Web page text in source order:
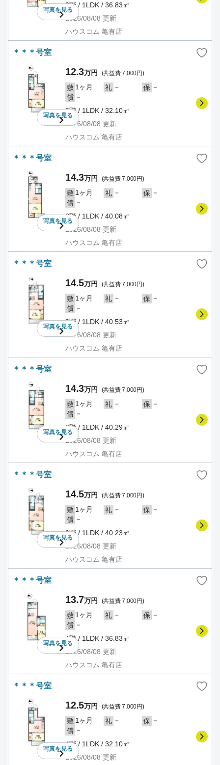
写真を見る
3階 / 1LDK / 36.83㎡
2026/08/08 更新
ハウスコム 亀有店
＊＊＊号室
写真を見る
12.3万円 (共益費 7,000円)
敷 1ヶ月 礼 － 保 －
償 －
3階 / 1LDK / 32.10㎡
2026/08/08 更新
ハウスコム 亀有店
＊＊＊号室
写真を見る
14.3万円 (共益費 7,000円)
敷 1ヶ月 礼 － 保 －
償 －
3階 / 1LDK / 40.08㎡
2026/08/08 更新
ハウスコム 亀有店
＊＊＊号室
写真を見る
14.5万円 (共益費 7,000円)
敷 1ヶ月 礼 － 保 －
償 －
3階 / 1LDK / 40.53㎡
2026/08/08 更新
ハウスコム 亀有店
＊＊＊号室
写真を見る
14.3万円 (共益費 7,000円)
敷 1ヶ月 礼 － 保 －
償 －
3階 / 1LDK / 40.29㎡
2026/08/08 更新
ハウスコム 亀有店
＊＊＊号室
写真を見る
14.5万円 (共益費 7,000円)
敷 1ヶ月 礼 － 保 －
償 －
3階 / 1LDK / 40.23㎡
2026/08/08 更新
ハウスコム 亀有店
＊＊＊号室
写真を見る
13.7万円 (共益費 7,000円)
敷 1ヶ月 礼 － 保 －
償 －
4階 / 1LDK / 36.83㎡
2026/08/08 更新
ハウスコム 亀有店
＊＊＊号室
写真を見る
12.5万円 (共益費 7,000円)
敷 1ヶ月 礼 － 保 －
償 －
4階 / 1LDK / 32.10㎡
2026/08/08 更新